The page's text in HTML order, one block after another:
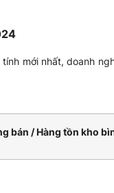
mới nhất, doanh
bán / Hàng tồn kho